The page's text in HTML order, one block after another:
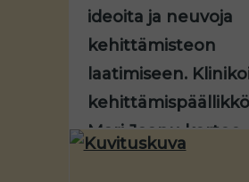
ideoita ja neuvoja
kehittämisteon
laatimiseen.
Mari Jaanu kertoo,